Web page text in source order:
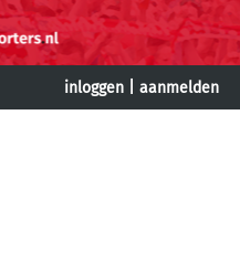
inloggen aanmelden